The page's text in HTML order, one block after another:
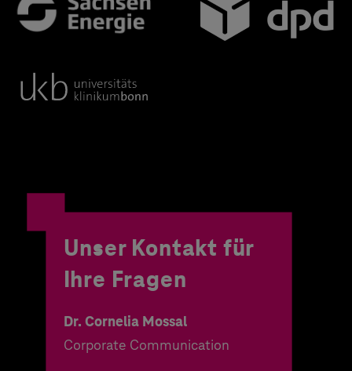
Unser Kontakt für
Ihre Fragen
Dr. Cornelia Mossal
Corporate Communication